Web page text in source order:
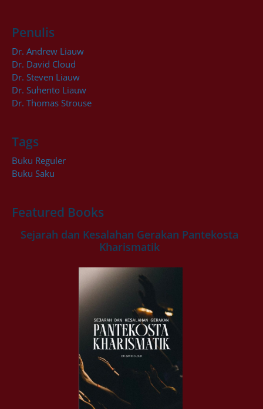
Penulis
Dr. Andrew Liauw
Dr. David Cloud
Dr. Steven Liauw
Dr. Suhento Liauw
Dr. Thomas Strouse
Tags
Buku Reguler
Buku Saku
Featured Books
Sejarah dan Kesalahan Gerakan Pantekosta
Kharismatik